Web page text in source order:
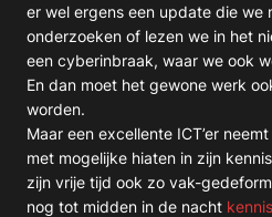
er wel ergens een update die we
onderzoeken of lezen we in het
een cyberinbraak, waar we ook
En dan moet het gewone werk
worden.
Maar een excellente ICT’er
met mogelijke hiaten in zijn
zijn vrije tijd ook zo vak-
nog tot midden in de nacht